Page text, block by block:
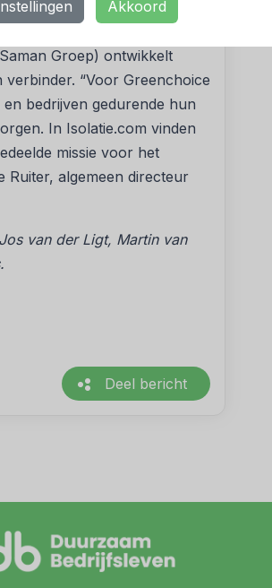
Akkoord
Groep) ontwikkelt
“Voor Greenchoice
bedrijven gedurende hun
In Isolatie.com vinden
missie voor het
Ruiter, algemeen directeur
van der Ligt, Martin van
Deel bericht